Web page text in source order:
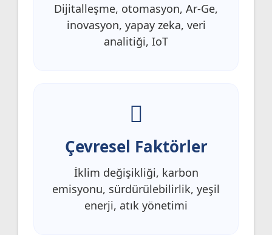
Dijitalleşme, otomasyon, Ar-Ge,
inovasyon, yapay zeka, veri
analitiği, IoT
Çevresel Faktörler
İklim değişikliği, karbon
emisyonu, sürdürülebilirlik, yeşil
enerji, atık yönetimi